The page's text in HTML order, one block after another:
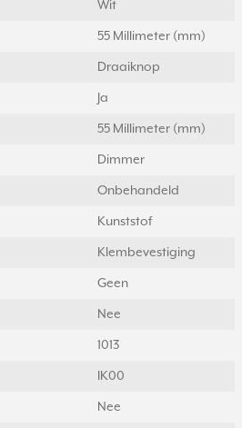
Wit
55 Millimeter (mm)
Draaiknop
Ja
55 Millimeter (mm)
Dimmer
Onbehandeld
Kunststof
Klembevestiging
Geen
Nee
1013
IK00
Nee